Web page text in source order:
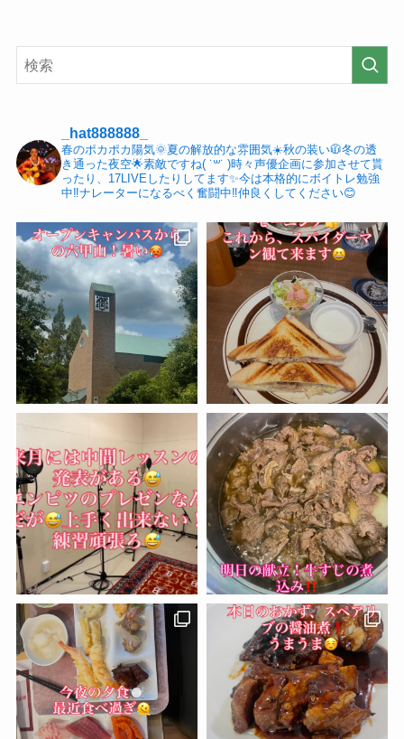
_hat888888_
春のポカポカ陽気🌞夏の解放的な雰囲気☀️秋の装い🧥冬の透
き通った夜空🌟素敵ですね( ˙꒳​˙ )時々声優企画に参加させて貰
ったり、17LIVEしたりしてます✨今は本格的にボイトレ勉強
中‼️ナレーターになるべく奮闘中‼️仲良くしてください😊